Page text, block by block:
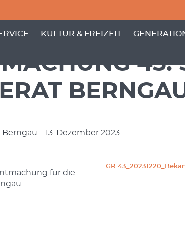
VON 'GEMEINDE'
UNTERPUNKTE VON 'BÜRGERSERVICE'
KULTUR & FREIZEIT
43.
– 13. Dezember 2023
für die
GR